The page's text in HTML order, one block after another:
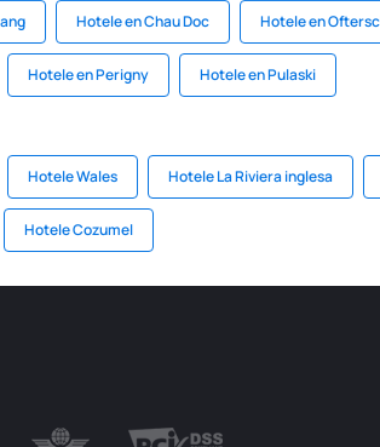
Hotele en Chau Doc Hotele en
Hotele en Perigny Hotele en Pulaski
Hotele Wales Hotele La Riviera inglesa
Hotele Cozumel